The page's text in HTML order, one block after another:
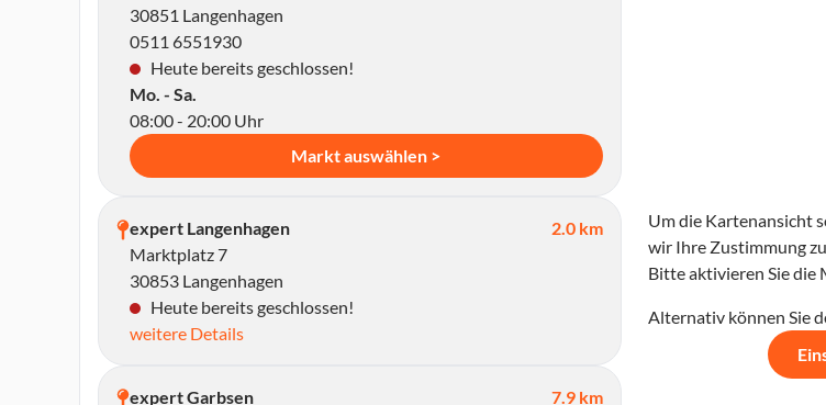
30851 Langenhagen
0511 6551930
Heute bereits geschlossen!
Mo. - Sa.
08:00 - 20:00 Uhr
Markt auswählen >
expert Langenhagen
2.0 km
Marktplatz 7
30853 Langenhagen
Heute bereits geschlossen!
weitere Details
expert Garbsen
7.9 km
Um die Kartenansicht
wir Ihre Zustimmung
Bitte aktivieren Sie die
Alternativ können Sie